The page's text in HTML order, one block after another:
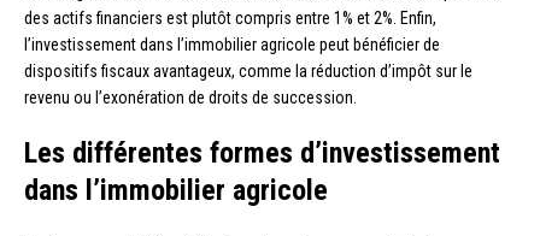
des actifs financiers est plutôt compris entre 1% et 2%. Enfin,
l’investissement dans l’immobilier agricole peut bénéficier de
dispositifs fiscaux avantageux, comme la réduction d’impôt sur le
revenu ou l’exonération de droits de succession.
Les différentes formes d’investissement
dans l’immobilier agricole